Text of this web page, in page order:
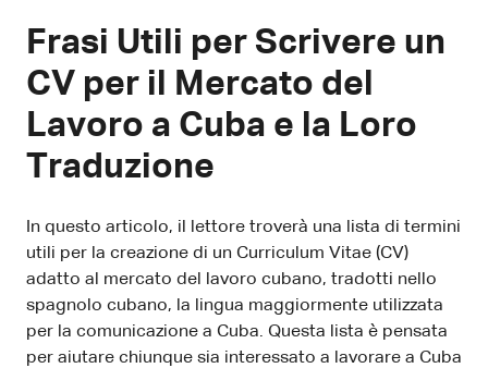
Frasi Utili per Scrivere un
CV per il Mercato del
Lavoro a Cuba e la Loro
Traduzione
In questo articolo, il lettore troverà una lista di termini
utili per la creazione di un Curriculum Vitae (CV)
adatto al mercato del lavoro cubano, tradotti nello
spagnolo cubano, la lingua maggiormente utilizzata
per la comunicazione a Cuba. Questa lista è pensata
per aiutare chiunque sia interessato a lavorare a Cuba